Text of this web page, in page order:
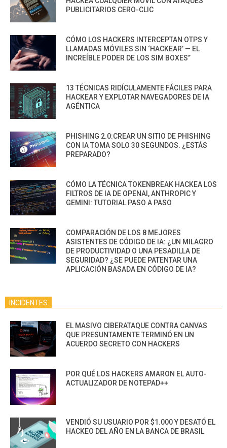
PUBLICITARIOS CERO-CLIC
CÓMO LOS HACKERS INTERCEPTAN OTPS Y
LLAMADAS MÓVILES SIN ‘HACKEAR’ — EL
INCREÍBLE PODER DE LOS SIM BOXES”
13 TÉCNICAS RIDÍCULAMENTE FÁCILES PARA
HACKEAR Y EXPLOTAR NAVEGADORES DE IA
AGÉNTICA
PHISHING 2.0:CREAR UN SITIO DE PHISHING
CON IA TOMA SOLO 30 SEGUNDOS. ¿ESTÁS
PREPARADO?
CÓMO LA TÉCNICA TOKENBREAK HACKEA LOS
FILTROS DE IA DE OPENAI, ANTHROPIC Y
GEMINI: TUTORIAL PASO A PASO
COMPARACIÓN DE LOS 8 MEJORES
ASISTENTES DE CÓDIGO DE IA: ¿UN MILAGRO
DE PRODUCTIVIDAD O UNA PESADILLA DE
SEGURIDAD? ¿SE PUEDE PATENTAR UNA
APLICACIÓN BASADA EN CÓDIGO DE IA?
INCIDENTES
EL MASIVO CIBERATAQUE CONTRA CANVAS
QUE PRESUNTAMENTE TERMINÓ EN UN
ACUERDO SECRETO CON HACKERS
POR QUÉ LOS HACKERS AMARON EL AUTO-
ACTUALIZADOR DE NOTEPAD++
VENDIÓ SU USUARIO POR $1.000 Y DESATÓ EL
HACKEO DEL AÑO EN LA BANCA DE BRASIL